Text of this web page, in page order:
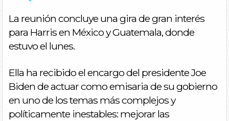
La reunión concluye una gira de gran interés
para Harris en México y Guatemala, donde
estuvo el lunes.
Ella ha recibido el encargo del presidente Joe
Biden de actuar como emisaria de su gobierno
en uno de los temas más complejos y
políticamente inestables: mejorar las